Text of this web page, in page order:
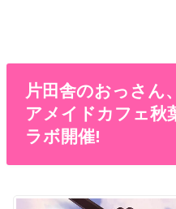
片田舎のおっさん
アメイドカフェ秋
ラボ開催!